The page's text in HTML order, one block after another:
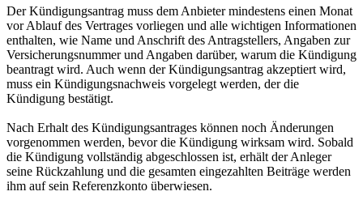
Der Kündigungsantrag muss dem Anbieter mindestens einen Monat
vor Ablauf des Vertrages vorliegen und alle wichtigen Informationen
enthalten, wie Name und Anschrift des Antragstellers, Angaben zur
Versicherungsnummer und Angaben darüber, warum die Kündigung
beantragt wird. Auch wenn der Kündigungsantrag akzeptiert wird,
muss ein Kündigungsnachweis vorgelegt werden, der die
Kündigung bestätigt.
Nach Erhalt des Kündigungsantrages können noch Änderungen
vorgenommen werden, bevor die Kündigung wirksam wird. Sobald
die Kündigung vollständig abgeschlossen ist, erhält der Anleger
seine Rückzahlung und die gesamten eingezahlten Beiträge werden
ihm auf sein Referenzkonto überwiesen.